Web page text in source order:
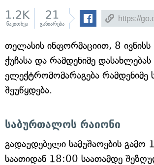
1.2K
წაკითხვა
21
გაზიარება
თელასის ინფორმაციით, 8
ქუჩასა და რამდენიმე დასახლებას
ელექტრომომარაგება რამდენიმე
შეუწყდება.
საბურთალოს რაიონი
გადაუდებელი სამუშაოების გამო
საათიდან 18:00 საათამდე